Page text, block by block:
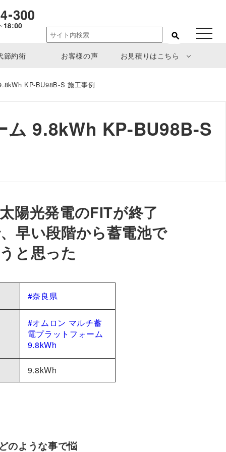
toggle
節約術 お客様の声 お見積りはこちら
KP-BU98B-S 施工事例
ム 9.8kWh KP-BU98B-S
陽光発電のFITが終了
早い段階から蓄電池で
と思った
#奈良県
#オムロン マルチ蓄
電プラットフォーム
9.8kWh
9.8kWh
のような事で悩